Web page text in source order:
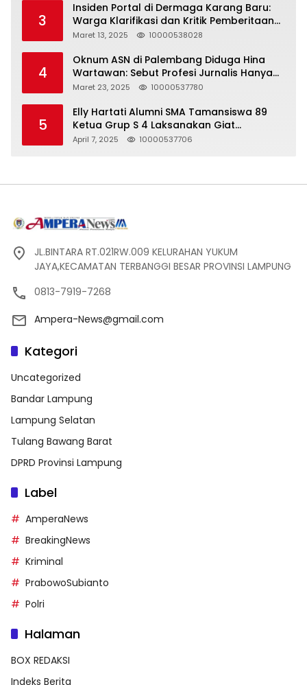
3
Insiden Portal di Dermaga Karang Baru:
Warga Klarifikasi dan Kritik Pemberitaan
yang Tidak Akurat
Maret 13, 2025 10000538028
4
Oknum ASN di Palembang Diduga Hina
Wartawan: Sebut Profesi Jurnalis Hanya
Seharga 2 Liter Bensin, Berujung Dugaan
Maret 23, 2025 10000537780
5
Elly Hartati Alumni SMA Tamansiswa 89
Ketua Grup S 4 Laksanakan Giat
Silaturahmi
April 7, 2025 10000537706
JL.BINTARA RT.021RW.009 KELURAHAN YUKUM
JAYA,KECAMATAN TERBANGGI BESAR PROVINSI LAMPUNG
0813-7919-7268
Ampera-News@gmail.com
Kategori
Uncategorized
Bandar Lampung
Lampung Selatan
Tulang Bawang Barat
DPRD Provinsi Lampung
Label
AmperaNews
BreakingNews
Kriminal
PrabowoSubianto
Polri
Halaman
BOX REDAKSI
Indeks Berita